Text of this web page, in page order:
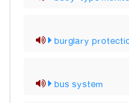
burglary
bus system